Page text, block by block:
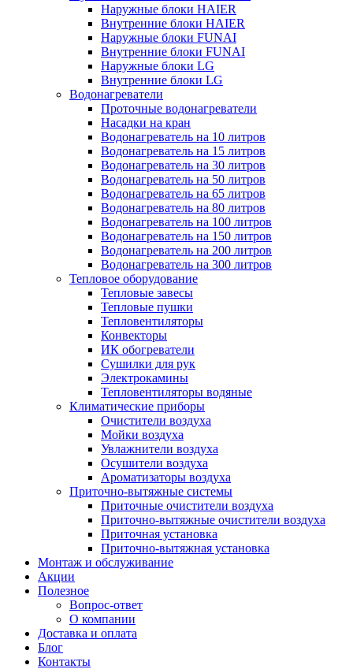
Наружные блоки HAIER
Внутренние блоки HAIER
Hаружные блоки FUNAI
Внутренние блоки FUNAI
Наружные блоки LG
Внутренние блоки LG
Водонагреватели
Проточные водонагреватели
Наcадки на кран
Водонагреватель на 10 литров
Водонагреватель на 15 литров
Водонагреватель на 30 литров
Водонагреватель на 50 литров
Водонагреватель на 65 литров
Водонагреватель на 80 литров
Водонагреватель на 100 литров
Водонагреватель на 150 литров
Водонагреватель на 200 литров
Водонагреватель на 300 литров
Тепловое оборудование
Тепловые завесы
Тепловые пушки
Тепловентиляторы
Конвекторы
ИК обогреватели
Сушилки для рук
Электрокамины
Тепловентиляторы водяные
Климатические приборы
Очистители воздуха
Мойки воздуха
Увлажнители воздуха
Осушители воздуха
Ароматизаторы воздуха
Приточно-вытяжные системы
Приточные очистители воздуха
Приточно-вытяжные очистители воздуха
Приточная установка
Приточно-вытяжная установка
Монтаж и обслуживание
Акции
Полезное
Вопрос-ответ
О компании
Доставка и оплата
Блог
Контакты